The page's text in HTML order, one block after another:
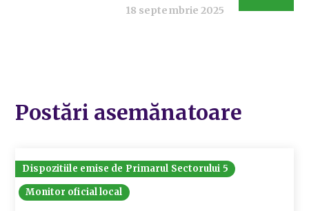
18 septembrie 2025
Postări asemănatoare
Dispozitiile emise de Primarul Sectorului 5
Monitor oficial local